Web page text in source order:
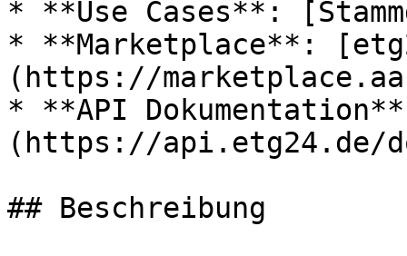
* **Use Cases**:
* **Marketplace**:
(https://
* **API
(https://api.etg24.de/
## Beschreibung